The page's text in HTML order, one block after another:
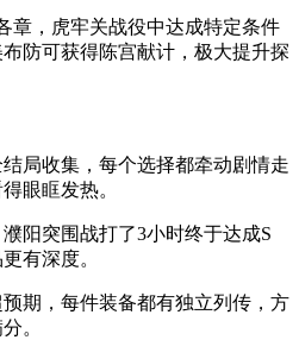
章，虎牢关战役中达成特定条件
防可获得陈宫献计，极大提升探
局收集，每个选择都牵动剧情走
眼眶发热。
阳突围战打了3小时终于达成S
有深度。
期，每件装备都有独立列传，方
。